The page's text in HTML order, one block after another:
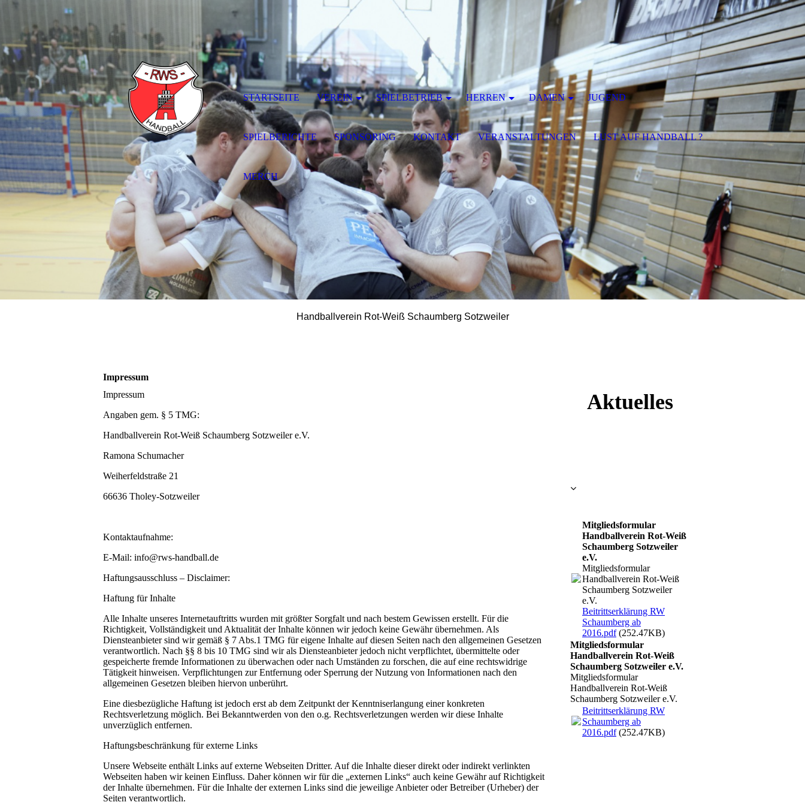
Handballverein Rot-Weiß Schaumberg Sotzweiler
Impressum
Impressum
Angaben gem. § 5 TMG:
Handballverein Rot-Weiß Schaumberg Sotzweiler e.V.
Ramona Schumacher
Weiherfeldstraße 21
66636 Tholey-Sotzweiler
Kontaktaufnahme:
E-Mail: info@rws-handball.de
Haftungsausschluss – Disclaimer:
Haftung für Inhalte
Alle Inhalte unseres Internetauftritts wurden mit größter Sorgfalt und nach bestem Gewissen erstellt. Für die
Richtigkeit, Vollständigkeit und Aktualität der Inhalte können wir jedoch keine Gewähr übernehmen. Als
Diensteanbieter sind wir gemäß § 7 Abs.1 TMG für eigene Inhalte auf diesen Seiten nach den allgemeinen Gesetzen
verantwortlich. Nach §§ 8 bis 10 TMG sind wir als Diensteanbieter jedoch nicht verpflichtet, übermittelte oder
gespeicherte fremde Informationen zu überwachen oder nach Umständen zu forschen, die auf eine rechtswidrige
Tätigkeit hinweisen. Verpflichtungen zur Entfernung oder Sperrung der Nutzung von Informationen nach den
allgemeinen Gesetzen bleiben hiervon unberührt.
Eine diesbezügliche Haftung ist jedoch erst ab dem Zeitpunkt der Kenntniserlangung einer konkreten
Rechtsverletzung möglich. Bei Bekanntwerden von den o.g. Rechtsverletzungen werden wir diese Inhalte
unverzüglich entfernen.
Haftungsbeschränkung für externe Links
Unsere Webseite enthält Links auf externe Webseiten Dritter. Auf die Inhalte dieser direkt oder indirekt verlinkten
Webseiten haben wir keinen Einfluss. Daher können wir für die „externen Links“ auch keine Gewähr auf Richtigkeit
der Inhalte übernehmen. Für die Inhalte der externen Links sind die jeweilige Anbieter oder Betreiber (Urheber) der
Seiten verantwortlich.
Aktuelles
Mitgliedsformular
Handballverein Rot-Weiß
Schaumberg Sotzweiler
e.V.
Mitgliedsformular
Handballverein Rot-Weiß
Schaumberg Sotzweiler
e.V.
Beitrittserklärung RW
Schaumberg ab
2016.pdf(252.47KB)
Mitgliedsformular
Handballverein Rot-Weiß
Schaumberg Sotzweiler e.V.
Mitgliedsformular
Handballverein Rot-Weiß
Schaumberg Sotzweiler e.V.
Beitrittserklärung RW
Schaumberg ab
2016.pdf(252.47KB)
STARTSEITE VEREIN SPIELBETRIEB HERREN DAMEN JUGEND
SPIELBERICHTE SPONSORING KONTAKT VERANSTALTUNGEN LUST AUF HANDBALL ?
MERCH